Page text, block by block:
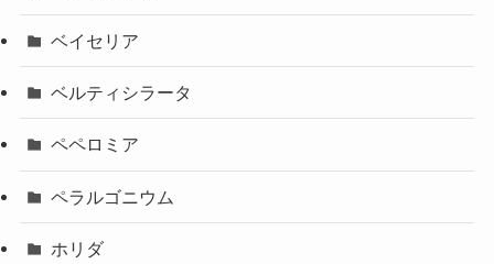
ベイセリア
ベルティシラータ
ペペロミア
ペラルゴニウム
ホリダ